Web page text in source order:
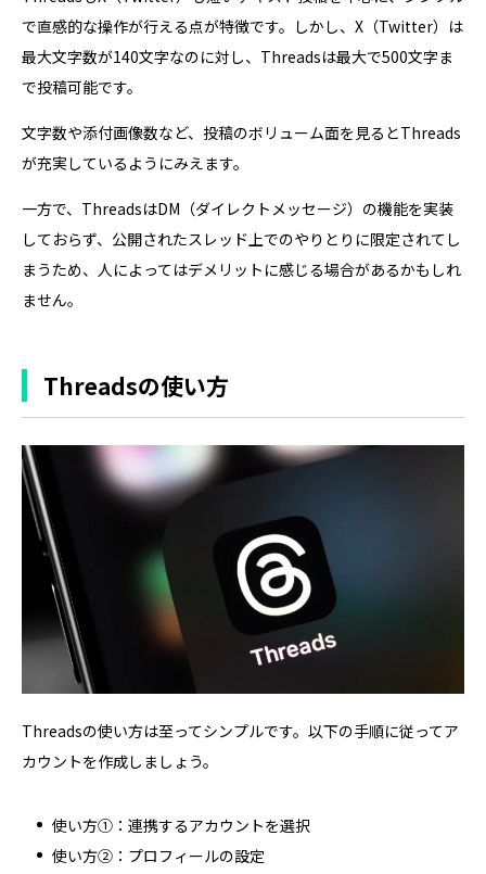
で直感的な操作が行える点が特徴です。しかし、X（Twitter）は
最大文字数が140文字なのに対し、Threadsは最大で500文字ま
で投稿可能です。
文字数や添付画像数など、投稿のボリューム面を見るとThreads
が充実しているようにみえます。
一方で、ThreadsはDM（ダイレクトメッセージ）の機能を実装
しておらず、公開されたスレッド上でのやりとりに限定されてし
まうため、人によってはデメリットに感じる場合があるかもしれ
ません。
Threadsの使い方
Threadsの使い方は至ってシンプルです。以下の手順に従ってア
カウントを作成しましょう。
使い方①：連携するアカウントを選択
使い方②：プロフィールの設定